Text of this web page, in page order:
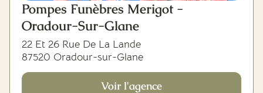
Pompes Funèbres Merigot -
Oradour-Sur-Glane
22 Et 26 Rue De La Lande
87520 Oradour-sur-Glane
Voir l'agence